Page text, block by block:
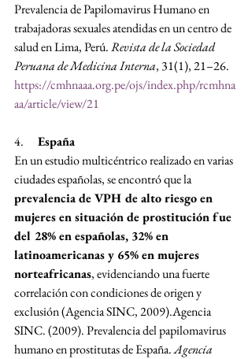
Prevalencia de Papilomavirus Humano en
trabajadoras sexuales atendidas en un centro de
salud en Lima, Perú. Revista de la Sociedad
Peruana de Medicina Interna, 31(1), 21–26.
https://cmhnaaa.org.pe/ojs/index.php/rcmhna
aa/article/view/21
4. España
En un estudio multicéntrico realizado en varias
ciudades españolas, se encontró que la
prevalencia de VPH de alto riesgo en
mujeres en situación de prostitución fue
del 28% en españolas, 32% en
latinoamericanas y 65% en mujeres
norteafricanas, evidenciando una fuerte
correlación con condiciones de origen y
exclusión (Agencia SINC, 2009).Agencia
SINC. (2009). Prevalencia del papilomavirus
humano en prostitutas de España. Agencia